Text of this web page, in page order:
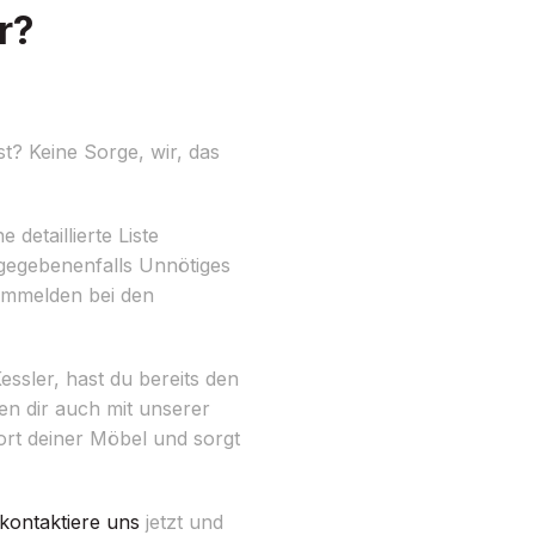
Keine Sorge, wir, das
detaillierte Liste
Unnötiges
bei den
hast du bereits den
dir auch mit unserer
deiner Möbel und sorgt
kontaktiere uns jetzt und